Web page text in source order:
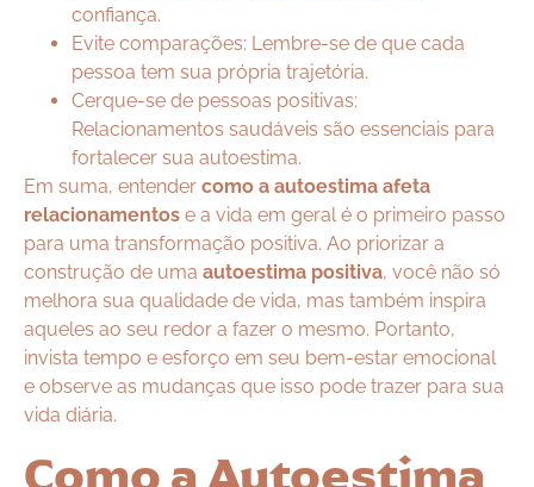
confiança.
Evite comparações: Lembre-se de que cada
pessoa tem sua própria trajetória.
Cerque-se de pessoas positivas:
Relacionamentos saudáveis são essenciais para
fortalecer sua autoestima.
Em suma, entender como a autoestima afeta
relacionamentos e a vida em geral é o primeiro passo
para uma transformação positiva. Ao priorizar a
construção de uma autoestima positiva, você não só
melhora sua qualidade de vida, mas também inspira
aqueles ao seu redor a fazer o mesmo. Portanto,
invista tempo e esforço em seu bem-estar emocional
e observe as mudanças que isso pode trazer para sua
vida diária.